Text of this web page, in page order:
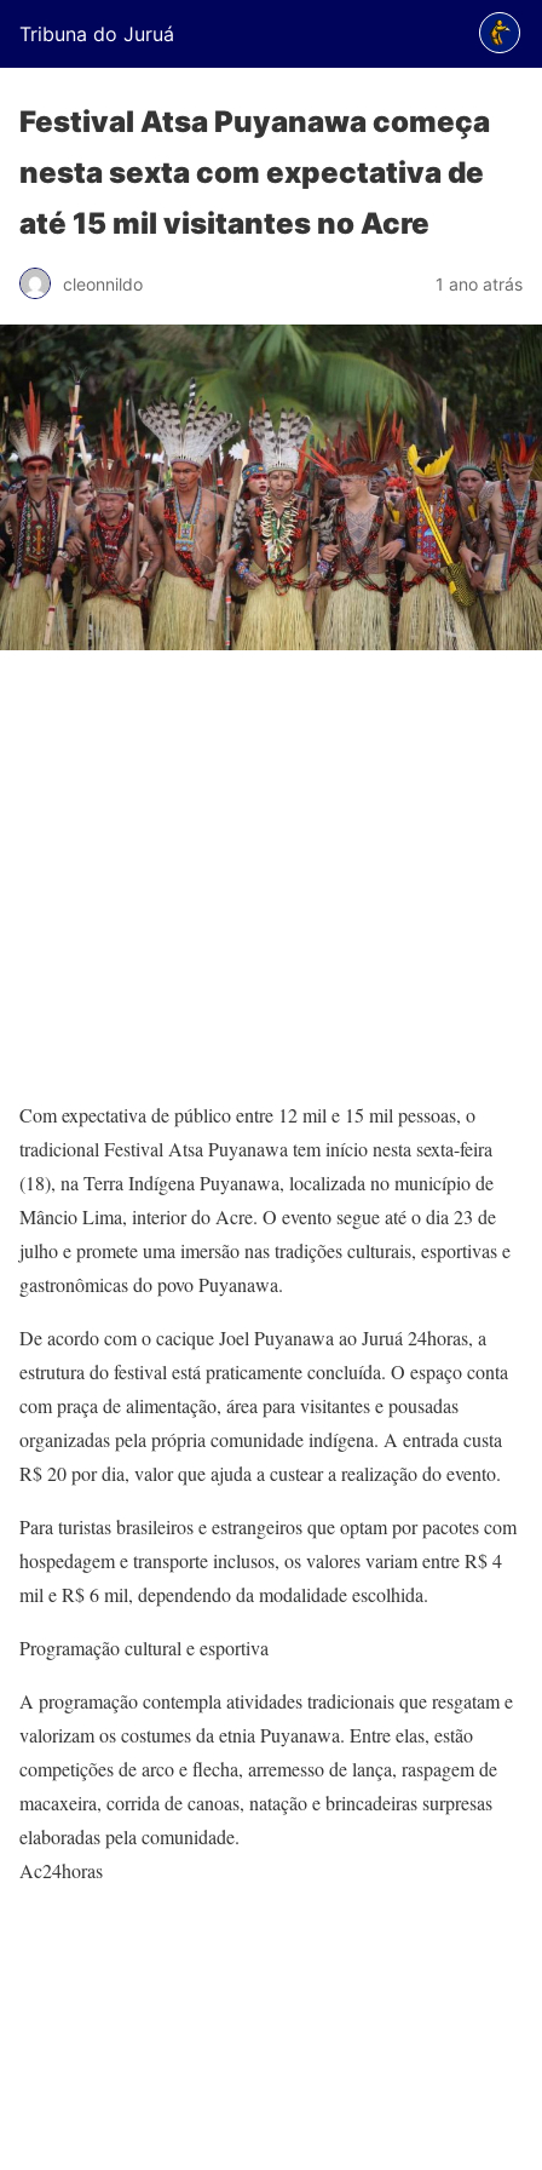
Tribuna do Juruá
Festival Atsa Puyanawa começa
nesta sexta com expectativa de
até 15 mil visitantes no Acre
cleonnildo 1 ano atrás
Com expectativa de público entre 12 mil e 15 mil pessoas, o
tradicional Festival Atsa Puyanawa tem início nesta sexta-feira
(18), na Terra Indígena Puyanawa, localizada no município de
Mâncio Lima, interior do Acre. O evento segue até o dia 23 de
julho e promete uma imersão nas tradições culturais, esportivas e
gastronômicas do povo Puyanawa.
De acordo com o cacique Joel Puyanawa ao Juruá 24horas, a
estrutura do festival está praticamente concluída. O espaço conta
com praça de alimentação, área para visitantes e pousadas
organizadas pela própria comunidade indígena. A entrada custa
R$ 20 por dia, valor que ajuda a custear a realização do evento.
Para turistas brasileiros e estrangeiros que optam por pacotes com
hospedagem e transporte inclusos, os valores variam entre R$ 4
mil e R$ 6 mil, dependendo da modalidade escolhida.
Programação cultural e esportiva
A programação contempla atividades tradicionais que resgatam e
valorizam os costumes da etnia Puyanawa. Entre elas, estão
competições de arco e flecha, arremesso de lança, raspagem de
macaxeira, corrida de canoas, natação e brincadeiras surpresas
elaboradas pela comunidade.
Ac24horas